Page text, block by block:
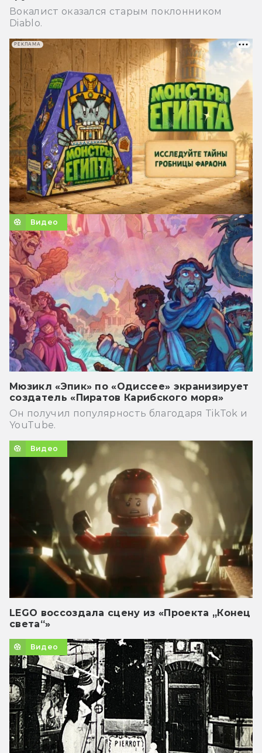
Вокалист оказался старым поклонником
Diablo.
Видео
Мюзикл «Эпик» по «Одиссее» экранизирует
создатель «Пиратов Карибского моря»
Он получил популярность благодаря TikTok и
YouTube.
Видео
LEGO воссоздала сцену из «Проекта „Конец
света“»
Видео
РЕКЛАМА